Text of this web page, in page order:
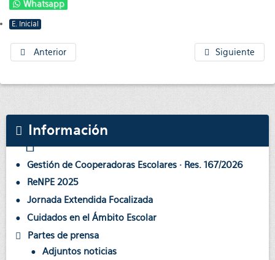
Whatsapp
E. Inicial
Anterior Siguiente
Información
Gestión de Cooperadoras Escolares · Res. 167/2026
ReNPE 2025
Jornada Extendida Focalizada
Cuidados en el Ámbito Escolar
Partes de prensa
Adjuntos noticias